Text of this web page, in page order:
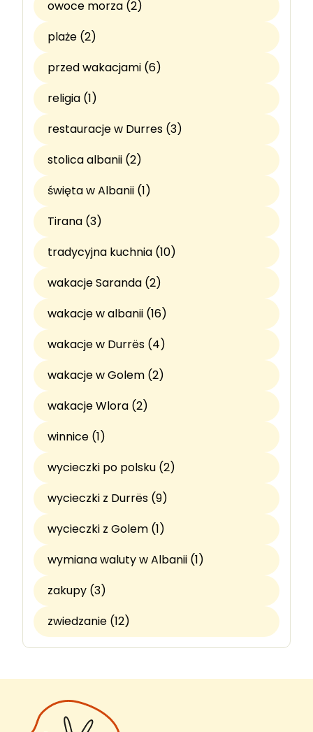
owoce morza (2)
plaże (2)
przed wakacjami (6)
religia (1)
restauracje w Durres (3)
stolica albanii (2)
święta w Albanii (1)
Tirana (3)
tradycyjna kuchnia (10)
wakacje Saranda (2)
wakacje w albanii (16)
wakacje w Durrës (4)
wakacje w Golem (2)
wakacje Wlora (2)
winnice (1)
wycieczki po polsku (2)
wycieczki z Durrës (9)
wycieczki z Golem (1)
wymiana waluty w Albanii (1)
zakupy (3)
zwiedzanie (12)